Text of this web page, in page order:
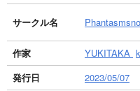
サークル名
作家 YUKITAKA
発行日
2023/05/07